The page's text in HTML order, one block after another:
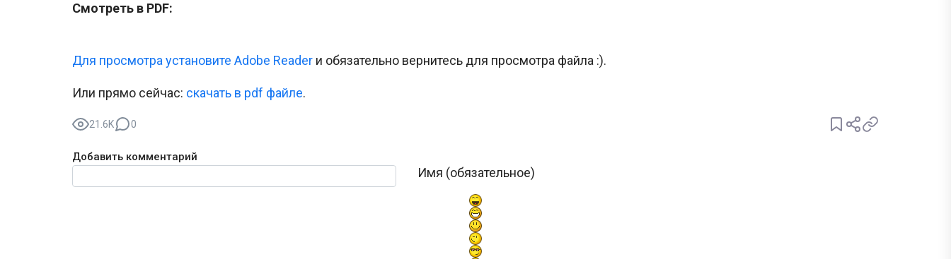
Смотреть в PDF:
Для просмотра установите Adobe Reader и обязательно вернитесь для просмотра файла :).
Или прямо сейчас: cкачать в pdf файле.
21.6K 0
Добавить комментарий
Имя (обязательное)
Текст комментария